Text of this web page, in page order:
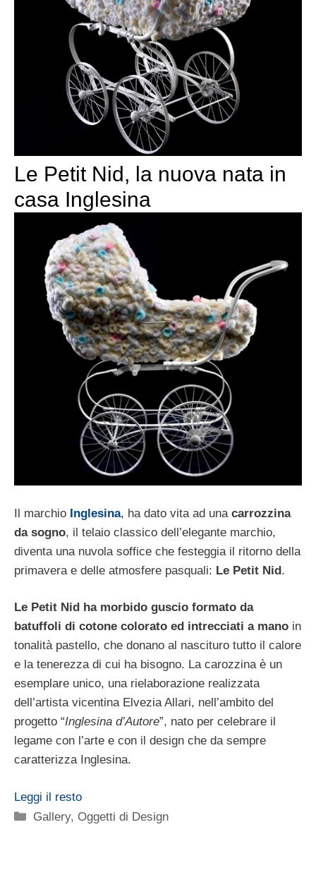
Le Petit Nid, la nuova nata in
casa Inglesina
Il marchio Inglesina, ha dato vita ad una carrozzina
da sogno, il telaio classico dell’elegante marchio,
diventa una nuvola soffice che festeggia il ritorno della
primavera e delle atmosfere pasquali: Le Petit Nid.
Le Petit Nid ha morbido guscio formato da
batuffoli di cotone colorato ed intrecciati a mano in
tonalità pastello, che donano al nascituro tutto il calore
e la tenerezza di cui ha bisogno. La carozzina è un
esemplare unico, una rielaborazione realizzata
dell’artista vicentina Elvezia Allari, nell’ambito del
progetto “Inglesina d’Autore”, nato per celebrare il
legame con l’arte e con il design che da sempre
caratterizza Inglesina.
Leggi il resto
Categorie
Gallery,Oggetti di Design